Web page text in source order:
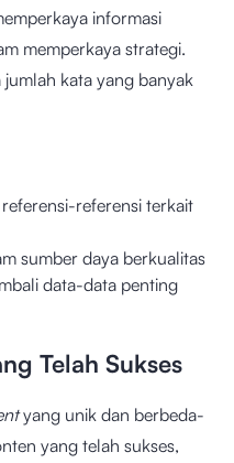
informasi
memperkaya strategi.
kata yang banyak
referensi terkait
sumber daya berkualitas
data-data penting
Telah Sukses
yang unik dan berbeda-
yang telah sukses,